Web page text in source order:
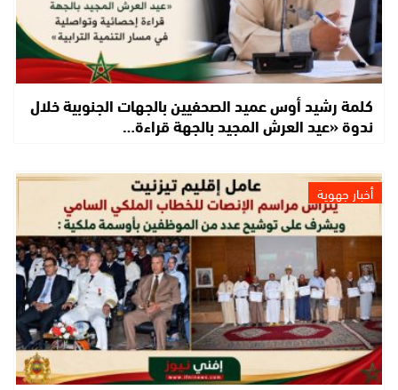
كلمة رشيد أوس عميد الصحفيين بالجهات الجنوبية خلال
ندوة «عيد العرش المجيد بالجهة قراءة…
أخبار جهوية